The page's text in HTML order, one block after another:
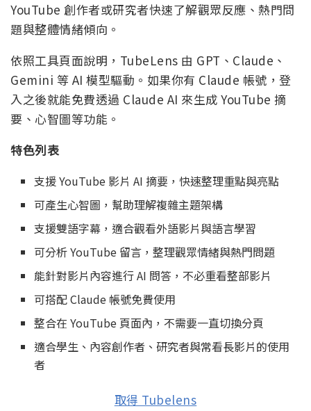
YouTube 創作者或研究者快速了解觀眾反應、熱門問
題與整體情緒傾向。
依照工具頁面說明，TubeLens 由 GPT、Claude、
Gemini 等 AI 模型驅動。如果你有 Claude 帳號，登
入之後就能免費透過 Claude AI 來生成 YouTube 摘
要、心智圖等功能。
特色列表
支援 YouTube 影片 AI 摘要，快速整理重點與亮點
可產生心智圖，幫助理解複雜主題架構
支援雙語字幕，適合觀看外語影片與語言學習
可分析 YouTube 留言，整理觀眾情緒與熱門問題
能針對影片內容進行 AI 問答，不必重看整部影片
可搭配 Claude 帳號免費使用
整合在 YouTube 頁面內，不需要一直切換分頁
適合學生、內容創作者、研究者與常看長影片的使用
者
取得 Tubelens